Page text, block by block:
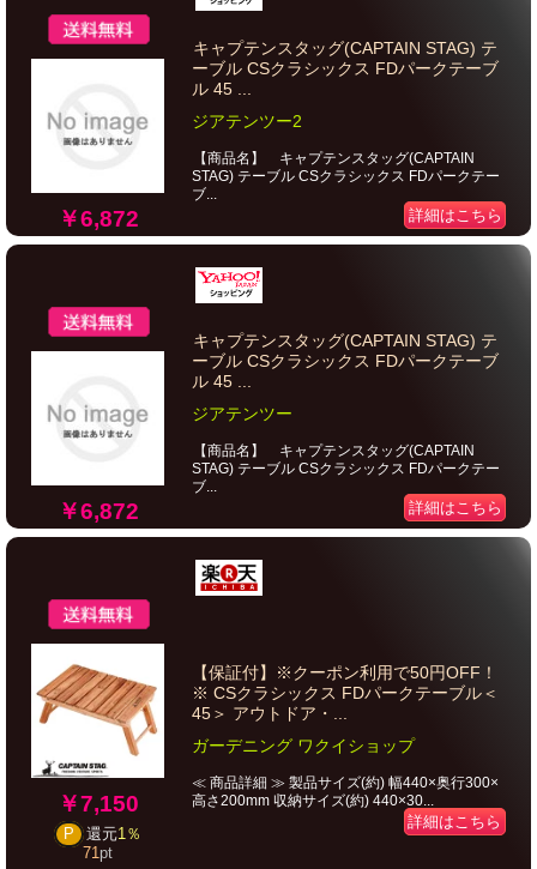
￥6,872
キャプテンスタッグ(CAPTAIN STAG) テ
ーブル CSクラシックス FDパークテーブ
ル 45 ...
ジアテンツー2
【商品名】 キャプテンスタッグ(CAPTAIN
STAG) テーブル CSクラシックス FDパークテー
ブ...
詳細はこちら
￥6,872
キャプテンスタッグ(CAPTAIN STAG) テ
ーブル CSクラシックス FDパークテーブ
ル 45 ...
ジアテンツー
【商品名】 キャプテンスタッグ(CAPTAIN
STAG) テーブル CSクラシックス FDパークテー
ブ...
詳細はこちら
￥7,150
P 還元1％
71pt
【保証付】※クーポン利用で50円OFF！
※ CSクラシックス FDパークテーブル＜
45＞ アウトドア・...
ガーデニング ワクイショップ
≪ 商品詳細 ≫ 製品サイズ(約) 幅440×奥行300×
高さ200mm 収納サイズ(約) 440×30...
詳細はこちら